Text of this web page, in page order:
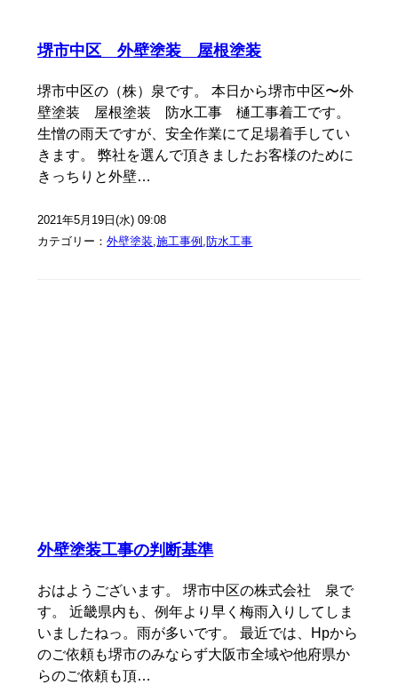
堺市中区 外壁塗装 屋根塗装
堺市中区の（株）泉です。 本日から堺市中区〜外
壁塗装 屋根塗装 防水工事 樋工事着工です。
生憎の雨天ですが、安全作業にて足場着手してい
きます。 弊社を選んで頂きましたお客様のために
きっちりと外壁…
2021年5月19日(水) 09:08
カテゴリー：外壁塗装,施工事例 ,防水工事
外壁塗装工事の判断基準
おはようございます。 堺市中区の株式会社 泉で
す。 近畿県内も、例年より早く梅雨入りしてしま
いましたねっ。雨が多いです。 最近では、Hpから
のご依頼も堺市のみならず大阪市全域や他府県か
らのご依頼も頂…